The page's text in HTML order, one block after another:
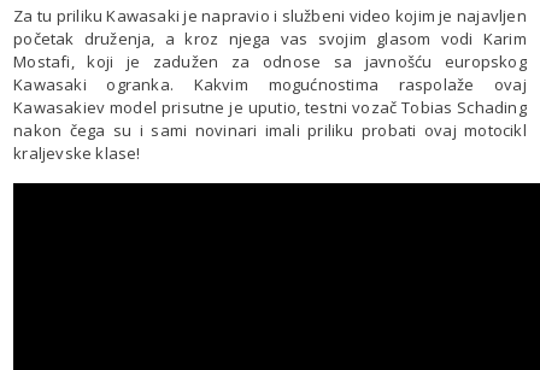
Za tu priliku Kawasaki je napravio i službeni video kojim je najavljen
početak druženja, a kroz njega vas svojim glasom vodi Karim
Mostafi, koji je zadužen za odnose sa javnošću europskog
Kawasaki ogranka. Kakvim mogućnostima raspolaže ovaj
Kawasakiev model prisutne je uputio, testni vozač Tobias Schading
nakon čega su i sami novinari imali priliku probati ovaj motocikl
kraljevske klase!